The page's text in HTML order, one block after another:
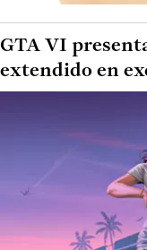
GTA VI
extendido en